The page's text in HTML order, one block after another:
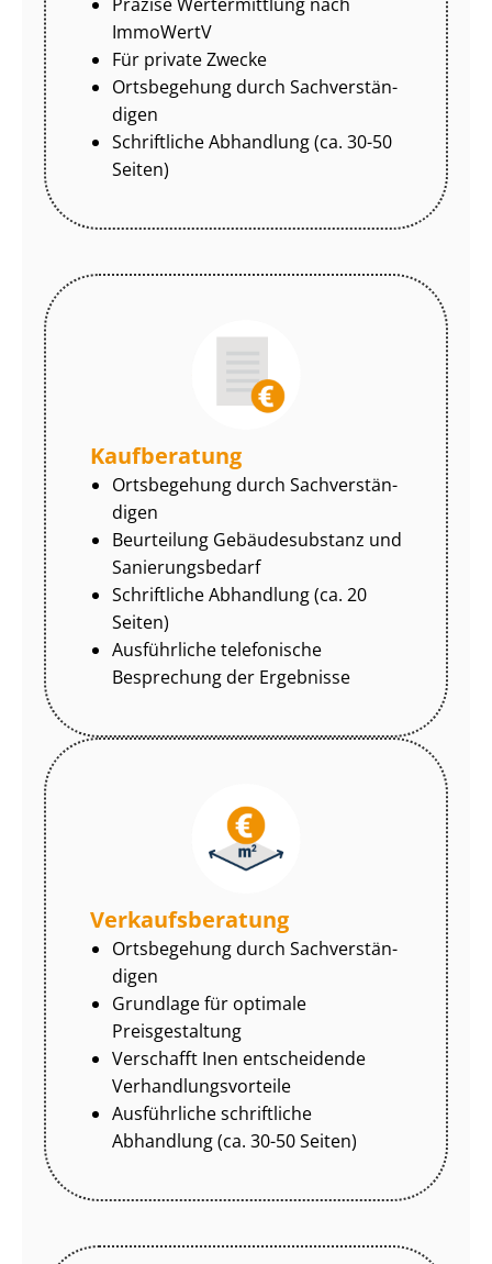
ImmoWertV
Für private Zwecke
Ortsbegehung durch Sach­ver­stän­
di­gen
Schriftliche Abhandlung (ca. 30-50
Seiten)
Kaufberatung
Ortsbegehung durch Sach­ver­stän­
di­gen
Beurteilung Gebäudesubstanz und
Sa­nie­rungs­be­darf
Schriftliche Abhandlung (ca. 20
Seiten)
Ausführliche telefonische
Besprechung der Ergebnisse
Ver­kaufs­be­ra­tung
Ortsbegehung durch Sach­ver­stän­
di­gen
Grundlage für optimale
Preisgestaltung
Verschafft Inen entscheidende
Ver­hand­lungs­vor­tei­le
Ausführliche schriftliche
Abhandlung (ca. 30-50 Seiten)